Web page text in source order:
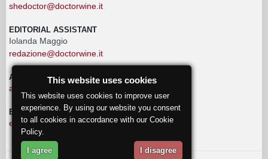
shedoctor@doctorwine.it
EDITORIAL ASSISTANT
Iolanda Maggio
redazione@doctorwine.it
ADVERTISING
advertising@doctorwine.it
EDITORIAL STAFF
eventi@doctorwine.it
This website uses cookies
This website uses cookies to improve user
experience. By using our website you consent
to all cookies in accordance with our Cookie
Policy.
I agree I disagree